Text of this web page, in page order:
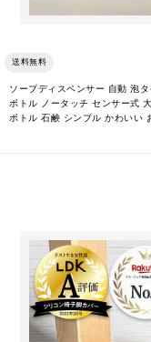
送料無料
ソープディスペンサー 自動 泡
ボトル ノータッチ センサー式
ボトル 石鹸 シンプル かわいい